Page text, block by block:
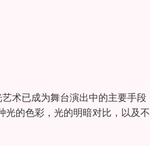
术已成为舞台演出中的主要手段
光的色彩，光的明暗对比，以及